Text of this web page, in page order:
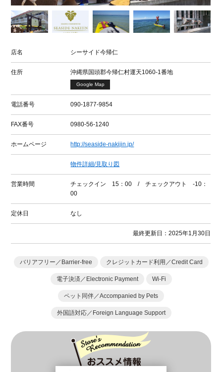
店名 シーサイド今帰仁
住所 沖縄県国頭郡今帰仁村運天1060-1番地
Google Map
電話番号 090-1877-9854
FAX番号 0980-56-1240
ホームページ http://seaside-nakijin.jp/
物件詳細/見取り図
営業時間
チェックイン 15：00 / チェックアウト -10：
00
定休日 なし
最終更新日：2025年1月30日
バリアフリー／Barrier-free クレジットカード利用／Credit Card
電子決済／Electronic Payment Wi-Fi
ペット同伴／Accompanied by Pets
外国語対応／Foreign Language Support